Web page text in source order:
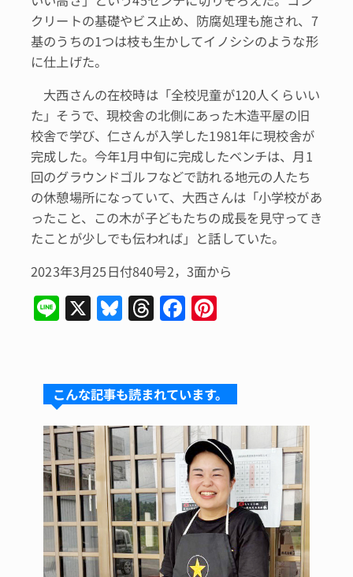
クリートの基礎やビス止め、防腐処理も施され、7
基のうちの1つは枝も生かしてイノシシのような形
に仕上げた。
大西さんの在校時は「全校児童が120人くらいい
た」そうで、現校舎の北側にあった木造平屋の旧
校舎で学び、仁さんが入学した1981年に現校舎が
完成した。今年1月中旬に完成したベンチは、月1
回のグラウンドゴルフなどで訪れる地元の人たち
の休憩場所になっていて、大西さんは「小学校があ
ったこと、この木が子どもたちの成長を見守ってき
たことが少しでも伝われば」と話していた。
2023年3月25日付840号2，3面から
Li X Bl
s
k
y
T
a
d
s
F
e
b
o
o
k
re
st
こんな記事も読まれています。